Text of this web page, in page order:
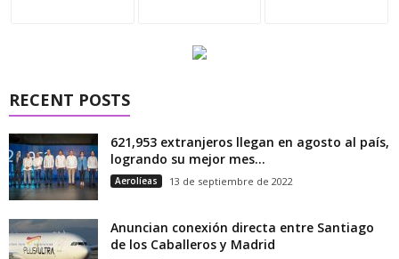
RECENT POSTS
621,953 extranjeros llegan en agosto al país,
logrando su mejor mes...
Aerolíeas 13 de septiembre de 2022
Anuncian conexión directa entre Santiago
de los Caballeros y Madrid